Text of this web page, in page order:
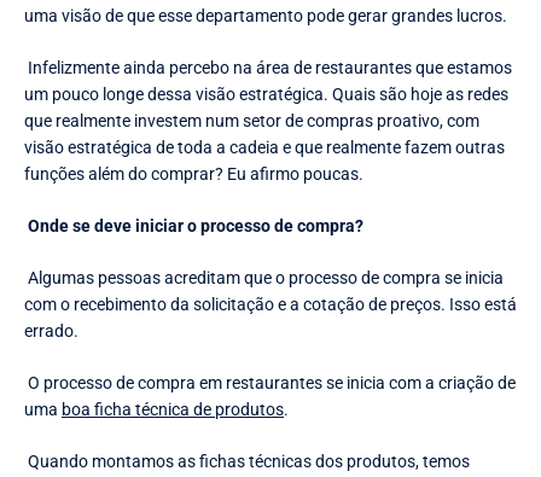
uma visão de que esse departamento pode gerar grandes lucros.
Infelizmente ainda percebo na área de restaurantes que estamos
um pouco longe dessa visão estratégica. Quais são hoje as redes
que realmente investem num setor de compras proativo, com
visão estratégica de toda a cadeia e que realmente fazem outras
funções além do comprar? Eu afirmo poucas.
Onde se deve iniciar o processo de compra?
Algumas pessoas acreditam que o processo de compra se inicia
com o recebimento da solicitação e a cotação de preços. Isso está
errado.
O processo de compra em restaurantes se inicia com a criação de
uma boa ficha técnica de produtos.
Quando montamos as fichas técnicas dos produtos, temos